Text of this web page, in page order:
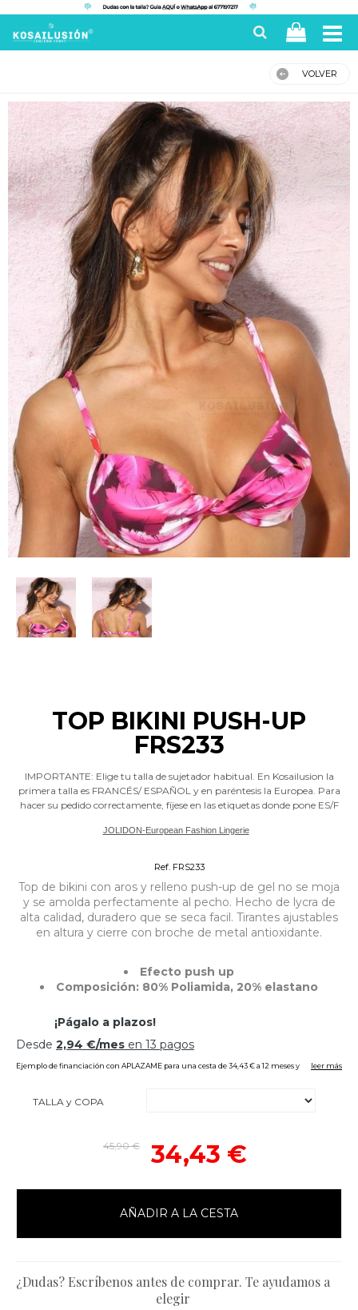
VOLVER
TOP BIKINI PUSH-UP
FRS233
IMPORTANTE: Elige tu talla de sujetador habitual. En Kosailusion la
primera talla es FRANCÉS/ ESPAÑOL y en paréntesis la Europea. Para
hacer su pedido correctamente, fíjese en las etiquetas donde pone ES/F
JOLIDON-European Fashion Lingerie
Ref. FRS233
Top de bikini con aros y relleno push-up de gel no se moja
y se amolda perfectamente al pecho. Hecho de lycra de
alta calidad, duradero que se seca facil. Tirantes ajustables
en altura y cierre con broche de metal antioxidante.
Efecto push up
Composición: 80% Poliamida, 20% elastano
TALLA y COPA
45,90 € 34,43 €
AÑADIR A LA CESTA
¿Dudas? Escríbenos antes de comprar. Te ayudamos a
elegir